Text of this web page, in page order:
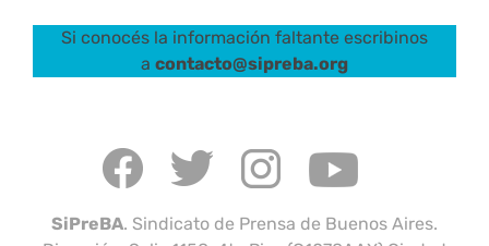
Si conocés la información faltante escribinos
a contacto@sipreba.org
SiPreBA. Sindicato de Prensa de Buenos Aires.